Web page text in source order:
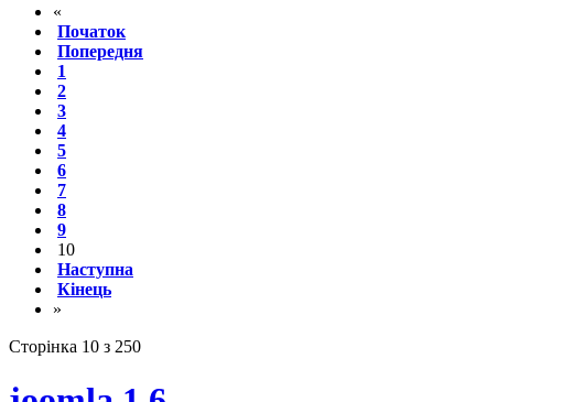
«
Початок
Попередня
1
2
3
4
5
6
7
8
9
10
Наступна
Кінець
»
Сторінка 10 з 250